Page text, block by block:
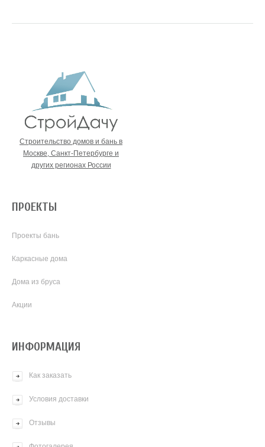
Строительство домов и бань в
Москве, Санкт-Петербурге и
других регионах России
ПРОЕКТЫ
Проекты бань
Каркасные дома
Дома из бруса
Акции
ИНФОРМАЦИЯ
Как заказать
Условия доставки
Отзывы